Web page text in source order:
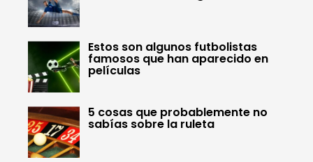
Estos son algunos futbolistas
famosos que han aparecido en
películas
5 cosas que probablemente no
sabías sobre la ruleta